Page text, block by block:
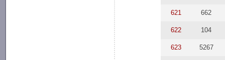
621 662
622 104
623 5267